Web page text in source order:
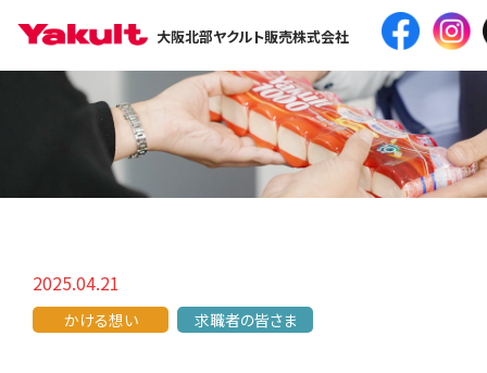
大阪北部ヤクルト販売株式会社
2025.04.21
かける想い 求職者の皆さま